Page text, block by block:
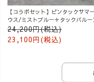
【コラボセット】ピンタックサマ
ウス/ミストブルー＋タックバルー
ンツ/グレージュ
24,200円(税込)
23,100円(税込)